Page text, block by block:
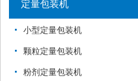
定量包装机
小型定量包装机
颗粒定量包装机
粉剂定量包装机